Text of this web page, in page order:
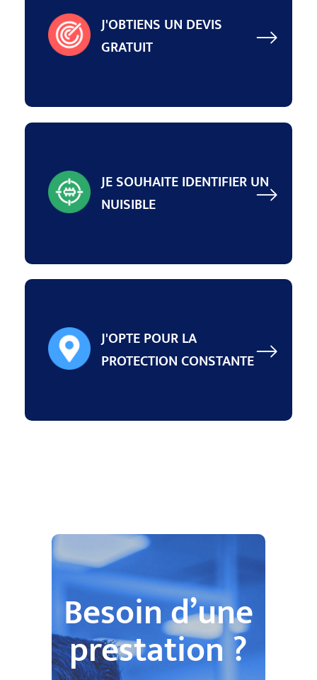
J'OBTIENS UN DEVIS
GRATUIT
JE SOUHAITE IDENTIFIER UN
NUISIBLE
J'OPTE POUR LA
PROTECTION CONSTANTE
Besoin d’une
prestation ?